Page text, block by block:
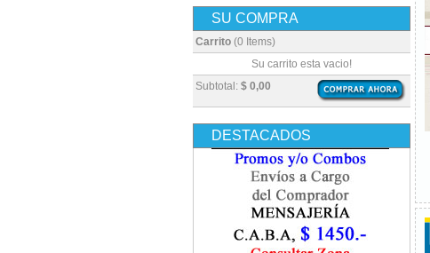
Dermatología
Diagnóstico por Imagen / Radiología
Embriología
Enfermería
Epidemiología
Farmacia / Farmacología
Fisiatría / Kinesiología
Fisiología / Fisiopatología
Fonoaudiología
SU COMPRA
Carrito (0 Items)
Subtotal: $ 0,00
Su carrito esta vacio!
DESTACADOS